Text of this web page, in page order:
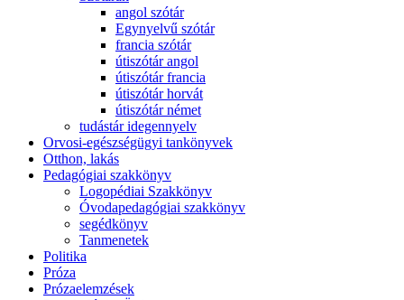
angol szótár
Egynyelvű szótár
francia szótár
útiszótár angol
útiszótár francia
útiszótár horvát
útiszótár német
tudástár idegennyelv
Orvosi-egészségügyi tankönyvek
Otthon, lakás
Pedagógiai szakkönyv
Logopédiai Szakkönyv
Óvodapedagógiai szakkönyv
segédkönyv
Tanmenetek
Politika
Próza
Prózaelemzések